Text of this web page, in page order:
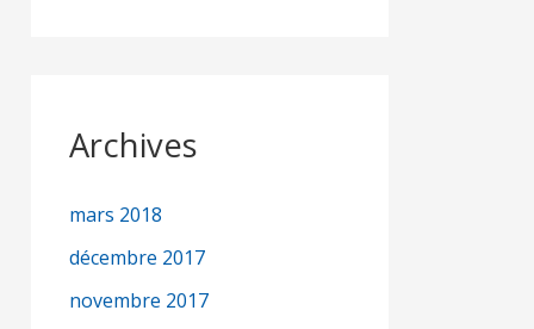
Archives
mars 2018
décembre 2017
novembre 2017